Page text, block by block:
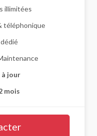
illimitées
téléphonique
à jour
mois